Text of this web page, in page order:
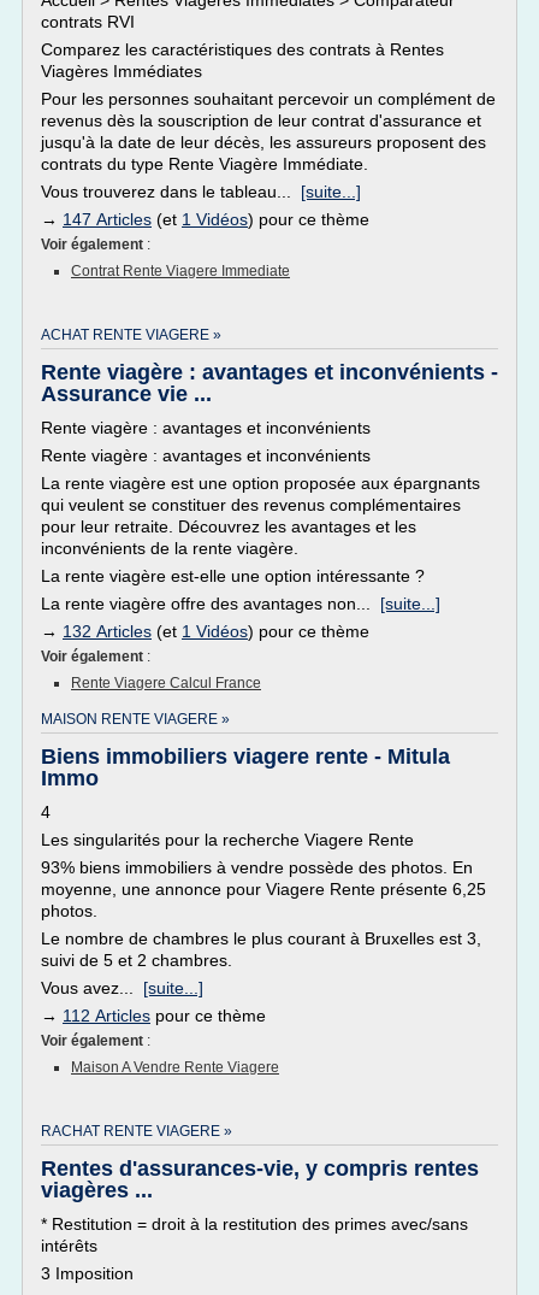
contrats RVI
Comparez les caractéristiques des contrats à Rentes
Viagères Immédiates
Pour les personnes souhaitant percevoir un complément de
revenus dès la souscription de leur contrat d'assurance et
jusqu'à la date de leur décès, les assureurs proposent des
contrats du type Rente Viagère Immédiate.
Vous trouverez dans le tableau... [suite...]
→ 147 Articles (et 1 Vidéos) pour ce thème
Voir également :
Contrat Rente Viagere Immediate
ACHAT RENTE VIAGERE »
Rente viagère : avantages et inconvénients -
Assurance vie ...
Rente viagère : avantages et inconvénients
Rente viagère : avantages et inconvénients
La rente viagère est une option proposée aux épargnants
qui veulent se constituer des revenus complémentaires
pour leur retraite. Découvrez les avantages et les
inconvénients de la rente viagère.
La rente viagère est-elle une option intéressante ?
La rente viagère offre des avantages non... [suite...]
→ 132 Articles (et 1 Vidéos) pour ce thème
Voir également :
Rente Viagere Calcul France
MAISON RENTE VIAGERE »
Biens immobiliers viagere rente - Mitula
Immo
4
Les singularités pour la recherche Viagere Rente
93% biens immobiliers à vendre possède des photos. En
moyenne, une annonce pour Viagere Rente présente 6,25
photos.
Le nombre de chambres le plus courant à Bruxelles est 3,
suivi de 5 et 2 chambres.
Vous avez... [suite...]
→ 112 Articles pour ce thème
Voir également :
Maison A Vendre Rente Viagere
RACHAT RENTE VIAGERE »
Rentes d'assurances-vie, y compris rentes
viagères ...
* Restitution = droit à la restitution des primes avec/sans
intérêts
3 Imposition